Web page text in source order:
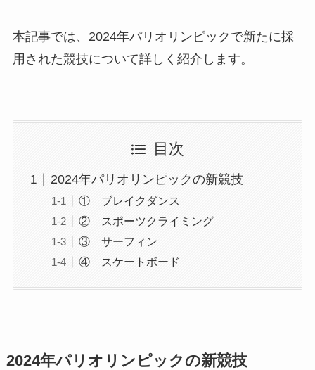
本記事では、2024年パリオリンピックで新たに採
用された競技について詳しく紹介します。
目次
2024年パリオリンピックの新競技
① ブレイクダンス
② スポーツクライミング
③ サーフィン
④ スケートボード
2024年パリオリンピックの新競技